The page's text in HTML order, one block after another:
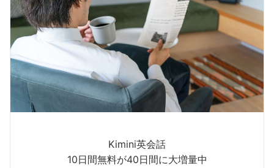
Kimini英会話
10日間無料が40日間に大増量中